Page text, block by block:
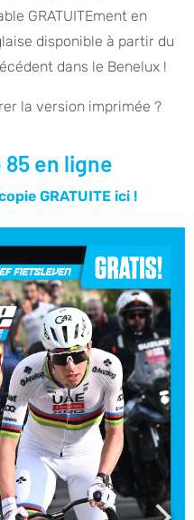
GRATUITEment en
disponible à partir du
dans le Benelux !
la version imprimée ?
en ligne
GRATUITE ici !